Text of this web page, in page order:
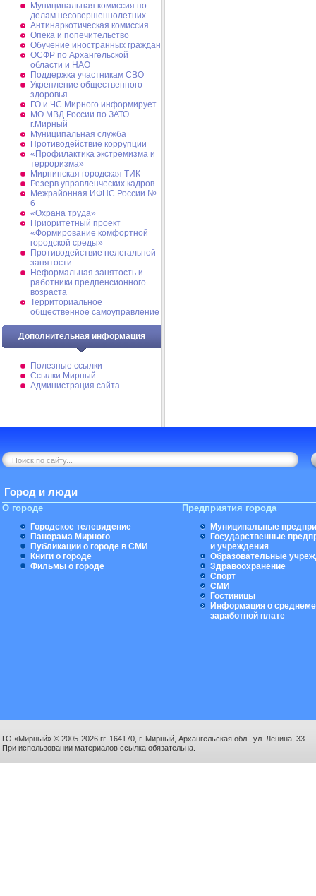
Муниципальная комиссия по
делам несовершеннолетних
Антинаркотическая комиссия
Опека и попечительство
Обучение иностранных граждан
ОСФР по Архангельской
области и НАО
Поддержка участникам СВО
Укрепление общественного
здоровья
ГО и ЧС Мирного информирует
МО МВД России по ЗАТО
г.Мирный
Муниципальная cлужба
Противодействие коррупции
«Профилактика экстремизма и
терроризма»
Мирнинская городская ТИК
Резерв управленческих кадров
Межрайонная ИФНС России №
6
«Охрана труда»
Приоритетный проект
«Формирование комфортной
городской среды»
Противодействие нелегальной
занятости
Неформальная занятость и
работники предпенсионного
возраста
Территориальное
общественное самоуправление
Дополнительная информация
Полезные ссылки
Ссылки Мирный
Администрация сайта
Город и люди
О городе
Городское телевидение
Панорама Мирного
Публикации о городе в СМИ
Книги о городе
Фильмы о городе
Предприятия города
Муниципальные
Государственные
и учреждения
Образовательные
Здравоохранение
Спорт
СМИ
Гостиницы
Информация о
заработной плате
ГО «Мирный» © 2005-2026 гг. 164170, г. Мирный, Архангельская обл., ул. Ленина, 33.
При использовании материалов ссылка обязательна.